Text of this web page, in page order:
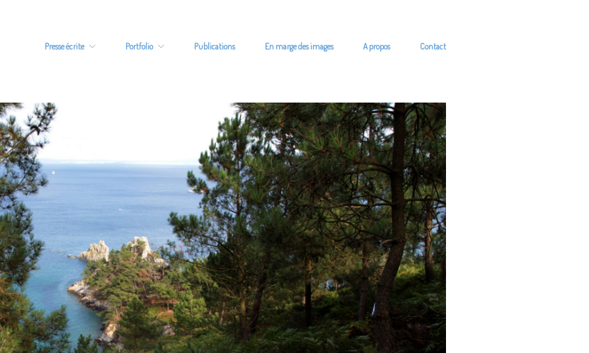
Presse écrite Portfolio Publications En marge des images A propos Contact